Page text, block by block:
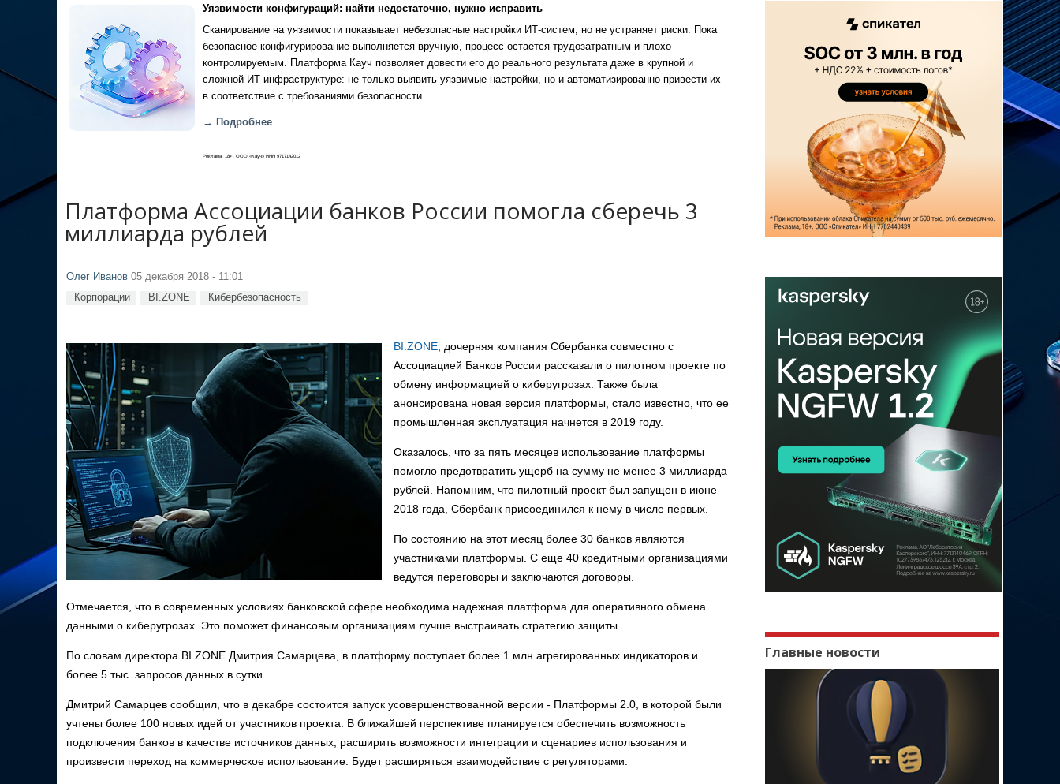
Уязвимости конфигураций: найти недостаточно, нужно исправить
Сканирование на уязвимости показывает небезопасные настройки ИТ-систем, но не устраняет риски. Пока
безопасное конфигурирование выполняется вручную, процесс остается трудозатратным и плохо
контролируемым. Платформа Кауч позволяет довести его до реального результата даже в крупной и
сложной ИТ-инфраструктуре: не только выявить уязвимые настройки, но и автоматизированно привести их
в соответствие с требованиями безопасности.
→ Подробнее
Реклама, 18+. ООО «Кауч» ИНН 9717142012
Платформа Ассоциации банков России помогла сберечь 3
миллиарда рублей
Олег Иванов 05 декабря 2018 - 11:01
Корпорации BI.ZONE Кибербезопасность
BI.ZONE , дочерняя компания Сбербанка совместно с
Ассоциацией Банков России рассказали о пилотном проекте по
обмену информацией о киберугрозах. Также была
анонсирована новая версия платформы, стало известно, что ее
промышленная эксплуатация начнется в 2019 году.
Оказалось, что за пять месяцев использование платформы
помогло предотвратить ущерб на сумму не менее 3 миллиарда
рублей. Напомним, что пилотный проект был запущен в июне
2018 года, Сбербанк присоединился к нему в числе первых.
По состоянию на этот месяц более 30 банков являются
участниками платформы. С еще 40 кредитными организациями
ведутся переговоры и заключаются договоры.
Отмечается, что в современных условиях банковской сфере необходима надежная платформа для оперативного обмена
данными о киберугрозах. Это поможет финансовым организациям лучше выстраивать стратегию защиты.
По словам директора BI.ZONE Дмитрия Самарцева, в платформу поступает более 1 млн агрегированных индикаторов и
более 5 тыс. запросов данных в сутки.
Дмитрий Самарцев сообщил, что в декабре состоится запуск усовершенствованной версии - Платформы 2.0, в которой были
учтены более 100 новых идей от участников проекта. В ближайшей перспективе планируется обеспечить возможность
подключения банков в качестве источников данных, расширить возможности интеграции и сценариев использования и
произвести переход на коммерческое использование. Будет расширяться взаимодействие с регуляторами.
Главные новости